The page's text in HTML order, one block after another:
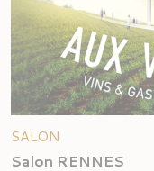
SALON
Salon RENNES